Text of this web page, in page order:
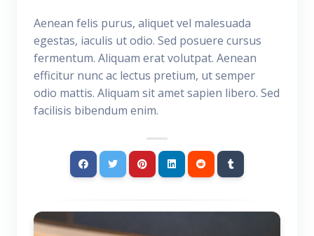
Aenean felis purus, aliquet vel malesuada
egestas, iaculis ut odio. Sed posuere cursus
fermentum. Aliquam erat volutpat. Aenean
efficitur nunc ac lectus pretium, ut semper
odio mattis. Aliquam sit amet sapien libero. Sed
facilisis bibendum enim.